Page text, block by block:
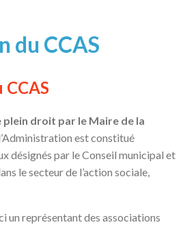
du CCAS
plein droit par le Maire de la
est constitué
désignés par le Conseil municipal et
le secteur de l’action sociale,
un représentant des associations